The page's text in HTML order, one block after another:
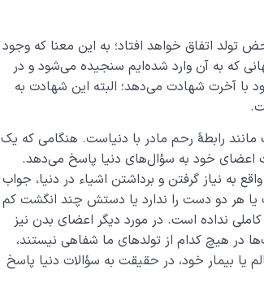
اتفاق خواهد افتاد؛ به این معنا که وجود
که به آن وارد شده‌ایم سنجیده می‌شود و در
با آخرت شهادت می‌دهد؛ البته این شهادت به
مانند رابطۀ رحم مادر با دنیاست. هنگامی که یک
اعضای خود به سؤال‌های دنیا پاسخ می‌دهد.
به نیاز گرفتن و برداشتن اشیاء در دنیا، جواب
هر دو دست را ندارد یا دستش چند انگشت کم
نداده است. در مورد دیگر اعضای بدن نیز
در هیچ کدام از تولدهای ما شفاهی نیستند،
یا بیمار خود، در حقیقت به سؤالات دنیا پاسخ